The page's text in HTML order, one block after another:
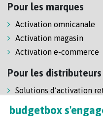
Pour les marques
Activation omnicanale
Activation magasin
Activation e-commerce
Pour les distributeurs
Solutions d’activation
Solution de self-scanning
budgetbox